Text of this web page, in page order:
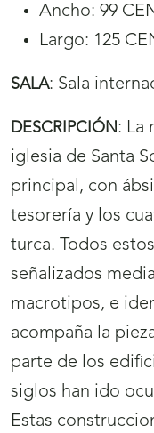
Ancho: 99
Largo: 125
SALA: Sala
DESCRIPCIÓN: La
iglesia de Santa
principal, con
tesorería y los
turca. Todos
señalizados
macrotipos, e
acompaña la
parte de los
siglos han ido
Estas